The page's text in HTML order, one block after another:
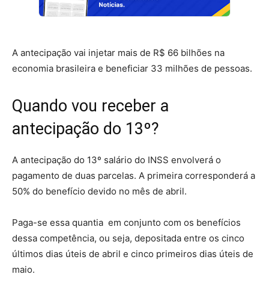
A antecipação vai injetar mais de R$ 66 bilhões na
economia brasileira e beneficiar 33 milhões de pessoas.
Quando vou receber a
antecipação do 13º?
A antecipação do 13º salário do INSS envolverá o
pagamento de duas parcelas. A primeira corresponderá a
50% do benefício devido no mês de abril.
Paga-se essa quantia em conjunto com os benefícios
dessa competência, ou seja, depositada entre os cinco
últimos dias úteis de abril e cinco primeiros dias úteis de
maio.